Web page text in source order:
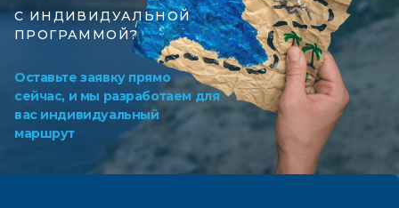
С ИНДИВИДУАЛЬНОЙ
ПРОГРАММОЙ?
Оставьте заявку прямо
сейчас, и мы разработаем для
вас индивидуальный
маршрут